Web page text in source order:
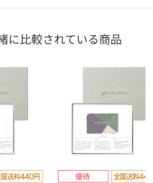
に比較されている商品